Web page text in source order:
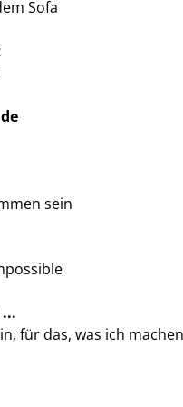
Sofa
sein
für das, was ich